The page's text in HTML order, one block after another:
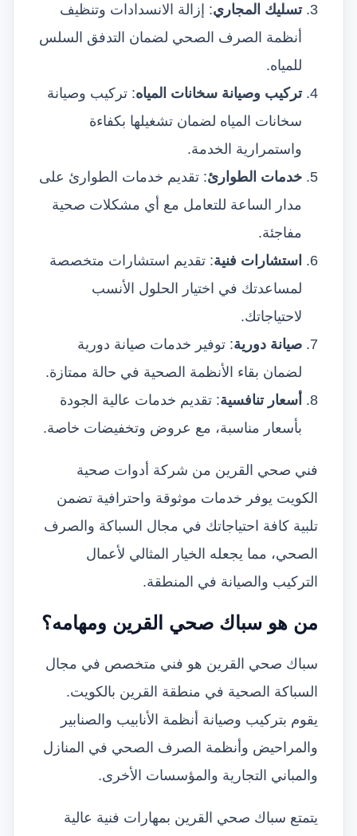
تسليك المجاري: إزالة الانسدادات وتنظيف
أنظمة الصرف الصحي لضمان التدفق السلس
للمياه.
تركيب وصيانة سخانات المياه: تركيب وصيانة
سخانات المياه لضمان تشغيلها بكفاءة
واستمرارية الخدمة.
خدمات الطوارئ: تقديم خدمات الطوارئ على
مدار الساعة للتعامل مع أي مشكلات صحية
مفاجئة.
استشارات فنية: تقديم استشارات متخصصة
لمساعدتك في اختيار الحلول الأنسب
لاحتياجاتك.
صيانة دورية: توفير خدمات صيانة دورية
لضمان بقاء الأنظمة الصحية في حالة ممتازة.
أسعار تنافسية: تقديم خدمات عالية الجودة
بأسعار مناسبة، مع عروض وتخفيضات خاصة.
فني صحي القرين من شركة أدوات صحية
الكويت يوفر خدمات موثوقة واحترافية تضمن
تلبية كافة احتياجاتك في مجال السباكة والصرف
الصحي، مما يجعله الخيار المثالي لأعمال
التركيب والصيانة في المنطقة.
من هو سباك صحي القرين ومهامه؟
سباك صحي القرين هو فني متخصص في مجال
السباكة الصحية في منطقة القرين بالكويت.
يقوم بتركيب وصيانة أنظمة الأنابيب والصنابير
والمراحيض وأنظمة الصرف الصحي في المنازل
والمباني التجارية والمؤسسات الأخرى.
يتمتع سباك صحي القرين بمهارات فنية عالية